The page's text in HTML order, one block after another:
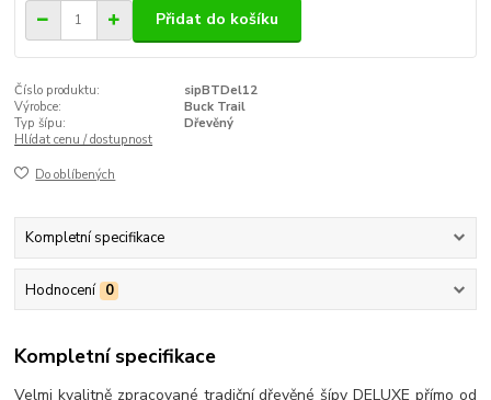
Přidat do košíku
Číslo produktu:
sipBTDel12
Výrobce:
Buck Trail
Typ šípu:
Dřevěný
Hlídat cenu / dostupnost
Do oblíbených
Kompletní specifikace
Hodnocení 0
Kompletní specifikace
Velmi kvalitně zpracované tradiční dřevěné šípy DELUXE přímo od